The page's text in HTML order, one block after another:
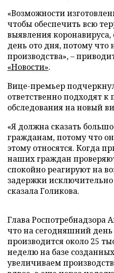
«Возможности
чтобы обеспечить всю
выявления коронавируса,
день ото дня, потому что
производства», –
«Новости».
Вице-премьер
ответственно подходят
обследования на новый
«Я должна сказать
гражданам, потому что
этому относятся. Когда
наших граждан
спокойно реагируют на
задержки
сказала Голикова.
Глава Роспотребнадзора
что на сегодняшний день
производится около 25
неделю на базе
увеличиваем